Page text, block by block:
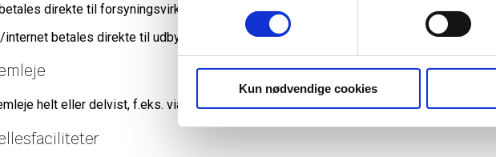
Kun nødvendige cookies
direkte til forsyningsvirksomheden.
internet betales direkte til udbyder.
helt eller delvist, f.eks. via Airbnb, er ikke tilladt og vil medføre ophævelse af